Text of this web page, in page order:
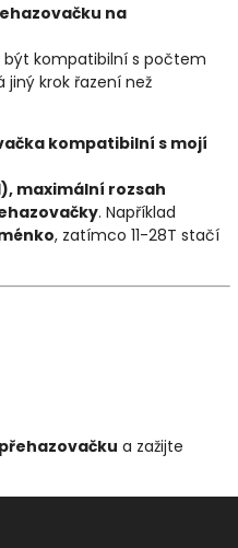
na
být kompatibilní s počtem
jiný krok řazení než
kompatibilní s mojí
maximální rozsah
. Například
, zatímco 11-28T stačí
a zažijte